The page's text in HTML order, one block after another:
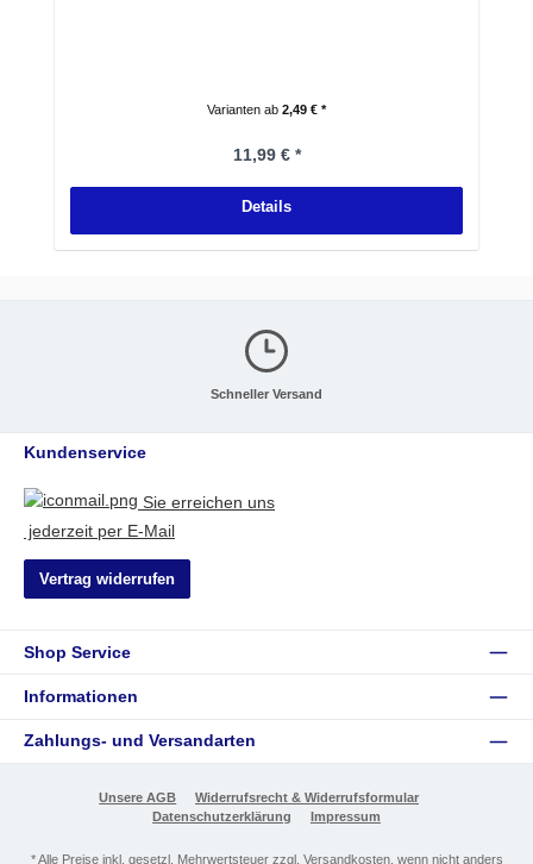
Varianten ab 2,49 € *
Regulärer Preis:
11,99 € *
Details
Schneller Versand
Kundenservice
Sie erreichen uns
jederzeit per E-Mail
Vertrag widerrufen
Shop Service
Informationen
Zahlungs- und Versandarten
Unsere AGB
Widerrufsrecht & Widerrufsformular
Datenschutzerklärung
Impressum
* Alle Preise inkl. gesetzl. Mehrwertsteuer zzgl. Versandkosten, wenn nicht anders